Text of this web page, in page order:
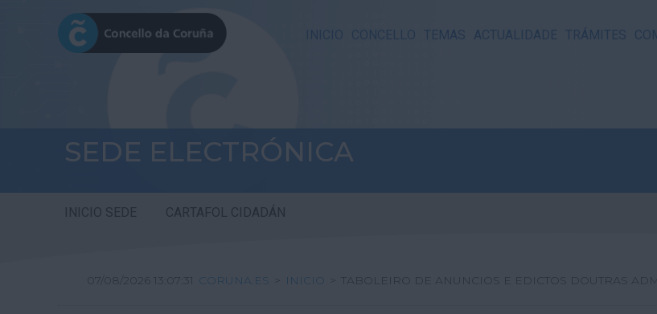
INICIO CONCELLO TEMAS ACTUALIDADE TRÁMITES
SEDE ELECTRÓNICA
INICIO SEDE CARTAFOL CIDADÁN
07/08/2026 13:07:31 CORUNA.ES > INICIO > TABOLEIRO DE ANUNCIOS E EDICTOS DOUTRAS